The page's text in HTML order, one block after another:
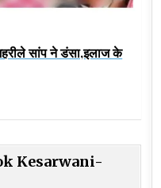
सांप ने डंसा,इलाज के
Kesarwani-